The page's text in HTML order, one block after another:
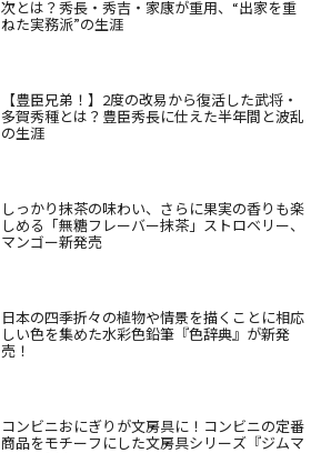
次とは？秀長・秀吉・家康が重用、“出家を重
ねた実務派”の生涯
【豊臣兄弟！】2度の改易から復活した武将・
多賀秀種とは？豊臣秀長に仕えた半年間と波乱
の生涯
しっかり抹茶の味わい、さらに果実の香りも楽
しめる「無糖フレーバー抹茶」ストロベリー、
マンゴー新発売
日本の四季折々の植物や情景を描くことに相応
しい色を集めた水彩色鉛筆『色辞典』が新発
売！
コンビニおにぎりが文房具に！コンビニの定番
商品をモチーフにした文房具シリーズ『ジムマ